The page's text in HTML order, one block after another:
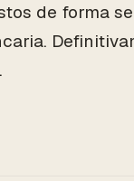
de forma